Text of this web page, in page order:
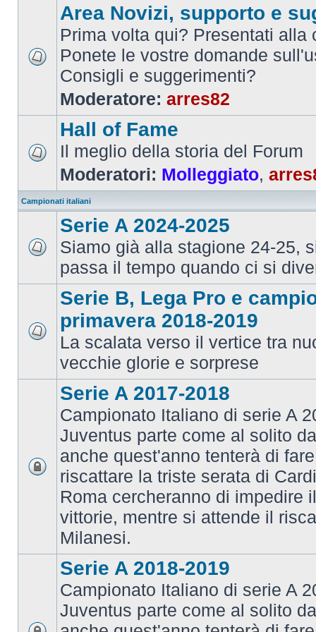
Area Novizi, supporto e
Prima volta qui? Presentati alla
Ponete le vostre domande
Consigli e suggerimenti?
Moderatore: arres82
Hall of Fame
Il meglio della storia del Forum
Moderatori: Molleggiato,
Campionati italiani
Serie A 2024-2025
Siamo già alla stagione 24-25,
passa il tempo quando ci si
Serie B, Lega Pro e
primavera 2018-2019
La scalata verso il vertice tra
vecchie glorie e sorprese
Serie A 2017-2018
Campionato Italiano di serie A
Juventus parte come al solito
anche quest'anno tenterà di
riscattare la triste serata di
Roma cercheranno di impedire
vittorie, mentre si attende il
Milanesi.
Serie A 2018-2019
Campionato Italiano di serie A
Juventus parte come al solito